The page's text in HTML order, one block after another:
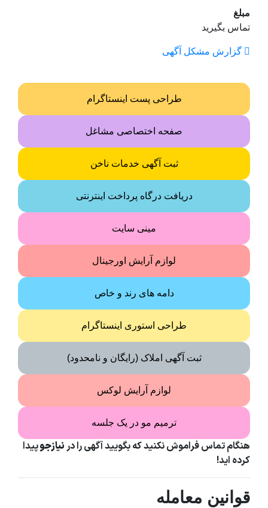
مبلغ
تماس بگیرید
گزارش مشکل آگهی
طراحی پست اینستاگرام
صفحه اختصاصی مشاغل
ثبت آگهی خدمات ناخن
دریافت درگاه پرداخت اینترنتی
مینی سایت
لوازم آرایش اورجینال
دامه های رند و خاص
طراحی استوری اینستاگرام
ثبت آگهی املاک (رایگان و نامحدود)
لوازم آرایش لوکس
ترمیم مو در یک جلسه
هنگام تماس فراموش نکنید که بگویید آگهی را درنیازجوپیدا
کرده اید!
قوانین معامله